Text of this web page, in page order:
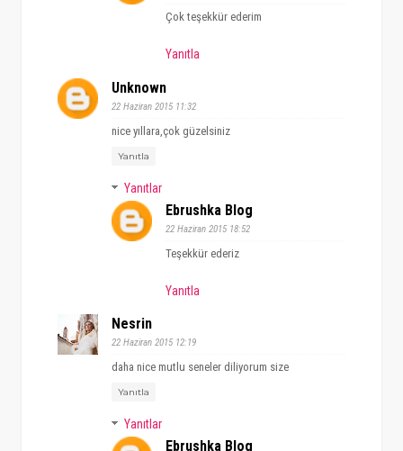
Çok teşekkür ederim
Yanıtla
Unknown
22 Haziran 2015 11:32
nice yıllara,çok güzelsiniz
Yanıtla
Yanıtlar
Ebrushka Blog
22 Haziran 2015 18:52
Teşekkür ederiz
Yanıtla
Nesrin
22 Haziran 2015 12:19
daha nice mutlu seneler diliyorum size
Yanıtla
Yanıtlar
Ebrushka Blog